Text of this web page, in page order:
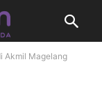
Akmil Magelang